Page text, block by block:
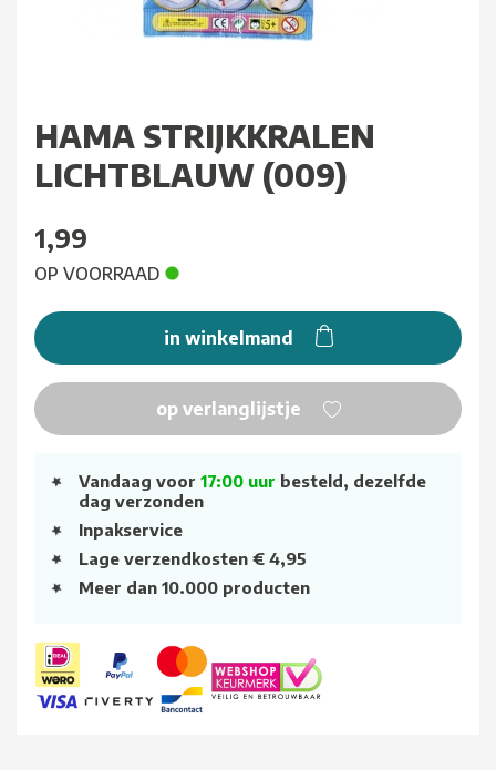
HAMA STRIJKKRALEN
LICHTBLAUW (009)
1,99
OP VOORRAAD
in winkelmand
op verlanglijstje
Vandaag voor 17:00 uur besteld, dezelfde
dag verzonden
Inpakservice
Lage verzendkosten € 4,95
Meer dan 10.000 producten